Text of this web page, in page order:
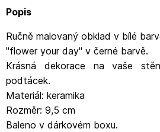
Popis
Ručně malovaný obklad v bílé
"flower your day" v černé barvě.
Krásná dekorace na vaše
podtácek.
Materiál: keramika
Rozměr: 9,5 cm
Baleno v dárkovém boxu.